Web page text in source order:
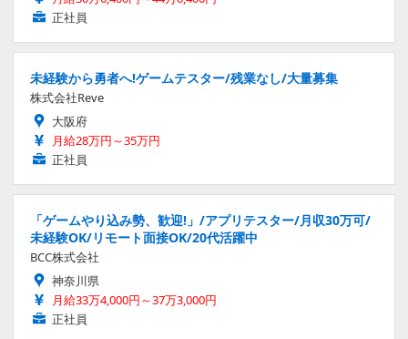
正社員
未経験から勇者へ!ゲームテスター/残業なし/大量募集
株式会社Reve
大阪府
月給28万円～35万円
正社員
「ゲームやり込み勢、歓迎!」/アプリテスター/月収30万可/
未経験OK/リモート面接OK/20代活躍中
BCC株式会社
神奈川県
月給33万4,000円～37万3,000円
正社員